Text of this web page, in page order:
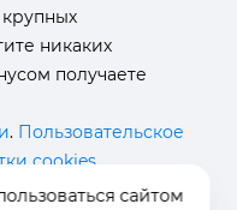
никаких
получаете
. Пользовательское
cookies
сайтом